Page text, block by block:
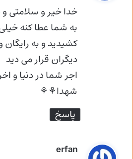
ت
:
خدا خیر و سلامتی
به شما عطا کنه
کشیدید و به رایگان
دیگران قرار می دید
اجر شما در دنیا و
شهدا⚘⚘
پاسخ
erfan